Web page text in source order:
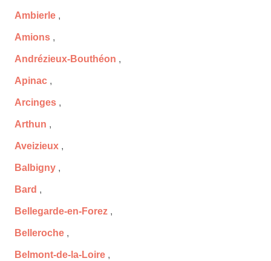
Ambierle ,
Amions ,
Andrézieux-Bouthéon ,
Apinac ,
Arcinges ,
Arthun ,
Aveizieux ,
Balbigny ,
Bard ,
Bellegarde-en-Forez ,
Belleroche ,
Belmont-de-la-Loire ,